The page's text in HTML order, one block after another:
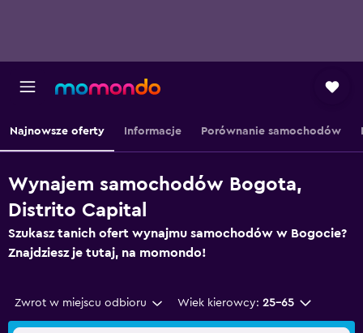
Najnowsze oferty Informacje Porównanie samochodów
Wynajem samochodów Bogota,
Distrito Capital
Szukasz tanich ofert wynajmu samochodów w Bogocie?
Znajdziesz je tutaj, na momondo!
Zwrot w miejscu odbioru Wiek kierowcy: 25-65